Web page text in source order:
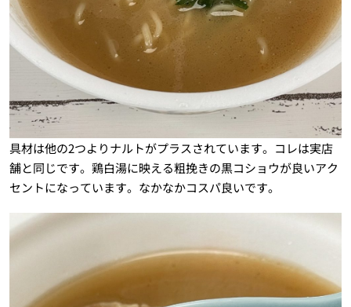
具材は他の2つよりナルトがプラスされています。コレは実店
舗と同じです。鶏白湯に映える粗挽きの黒コショウが良いアク
セントになっています。なかなかコスパ良いです。